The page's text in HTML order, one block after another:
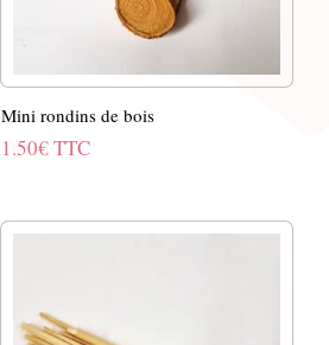
Mini rondins de bois
1.50€TTC